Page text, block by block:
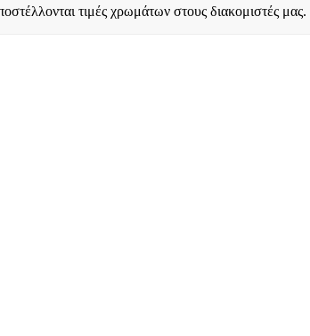
τιμές χρωμάτων στους διακομιστές μας.